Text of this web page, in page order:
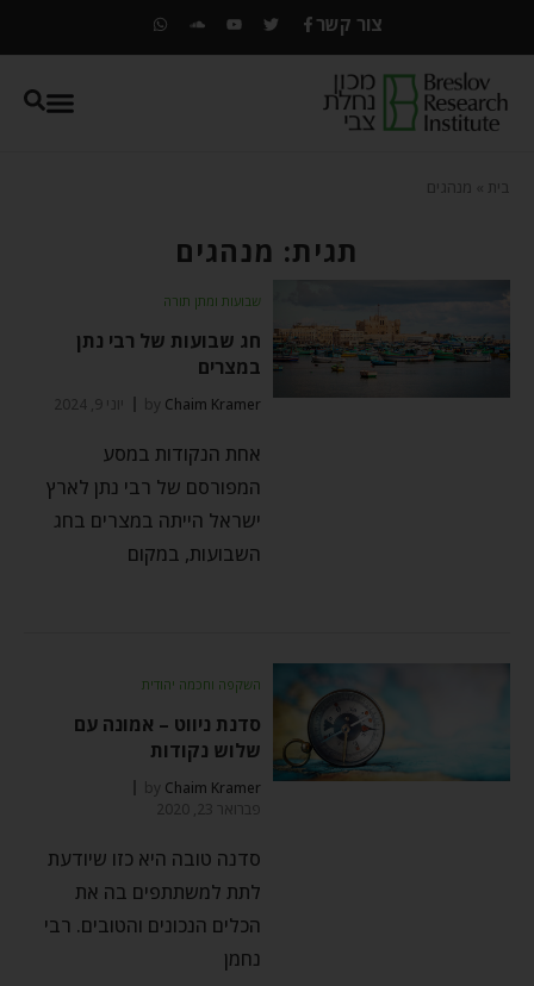
צור קשר
בית מנהגים
תגית: מנהגים
שבועות ומתן תורה
חג שבועות של רבי נתן
במצרים
by Chaim Kramer יוני 9, 2024
אחת הנקודות במסע
המפורסם של רבי נתן לארץ
ישראל הייתה במצרים בחג
השבועות, במקום
השקפה וחכמה יהודית
סדנת ניווט – אמונה עם
שלוש נקודות
by Chaim Kramer
פברואר 23, 2020
סדנה טובה היא כזו שיודעת
לתת למשתתפים בה את
הכלים הנכונים והטובים. רבי
נחמן